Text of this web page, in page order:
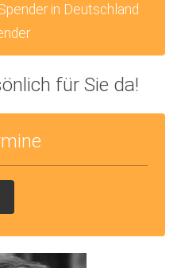
in Deutschland
für Sie da!